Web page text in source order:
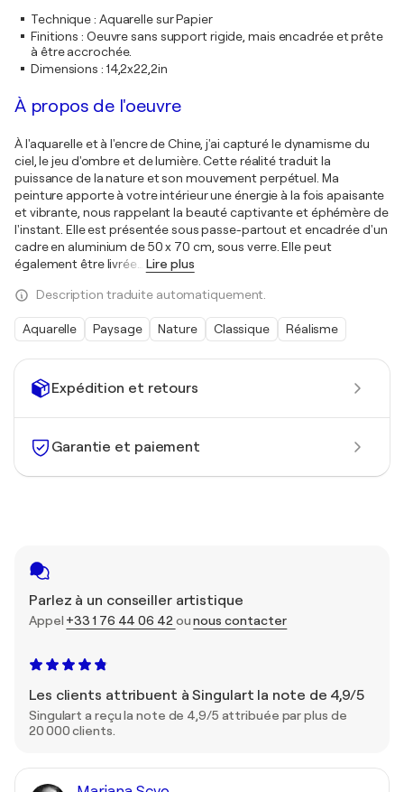
Expédition et retours
Garantie et paiement
Parlez à un conseiller artistique
Appel +33 1 76 44 06 42 ounous contacter
Les clients attribuent à Singulart la note de 4,9/5
Singulart a reçu la note de 4,9/5 attribuée par plus de
20 000 clients.
Technique: Aquarelle sur Papier
Finitions : Oeuvre sans support rigide, mais encadrée et prête
à être accrochée.
Dimensions : 14,2x22,2in
À propos de l'oeuvre
À l'aquarelle et à l'encre de Chine, j'ai capturé le dynamisme du
ciel, le jeu d'ombre et de lumière. Cette réalité traduit la
puissance de la nature et son mouvement perpétuel. Ma
peinture apporte à votre intérieur une énergie à la fois apaisante
et vibrante, nous rappelant la beauté captivante et éphémère de
l'instant. Elle est présentée sous passe-partout et encadrée d'un
cadre en aluminium de 50 x 70 cm, sous verre. Elle peut
également être livrée
Lire plus
Description traduite automatiquement.
Aquarelle Paysage Nature Classique Réalisme